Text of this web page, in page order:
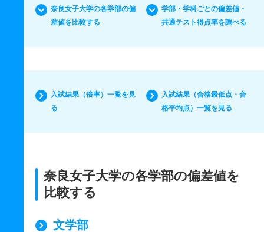
奈良女子大学の各学部の偏
差値を比較する
学部・学科ごとの偏差値・
共通テスト得点率を調べる
入試結果（倍率）一覧を見
る
入試結果（合格最低点・合
格平均点）一覧を見る
奈良女子大学の各学部の偏差値を
比較する
文学部